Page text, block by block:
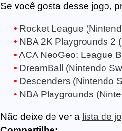
Se você gosta desse jogo,
Rocket League
NBA 2K Playgrounds 2
ACA NeoGeo: League
DreamBall (Nintendo
Descenders (Nintendo
NBA Playgrounds
Não deixe de ver a lista de